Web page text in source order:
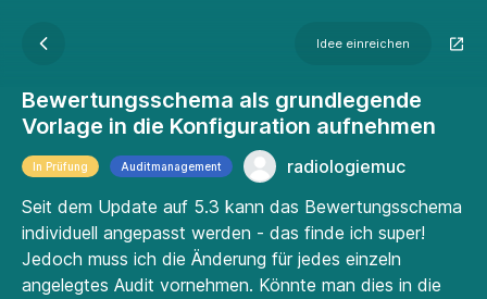
Idee einreichen
Bewertungsschema als grundlegende
Vorlage in die Konfiguration aufnehmen
In Prüfung Auditmanagement
radiologiemuc
Seit dem Update auf 5.3 kann das Bewertungsschema
individuell angepasst werden - das finde ich super!
Jedoch muss ich die Änderung für jedes einzeln
angelegtes Audit vornehmen. Könnte man dies in die